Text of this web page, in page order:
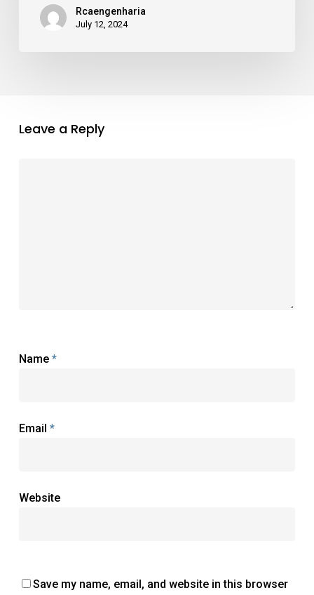
Rcaengenharia
July 12, 2024
Leave a Reply
Name *
Email *
Website
Save my name, email, and website in this browser